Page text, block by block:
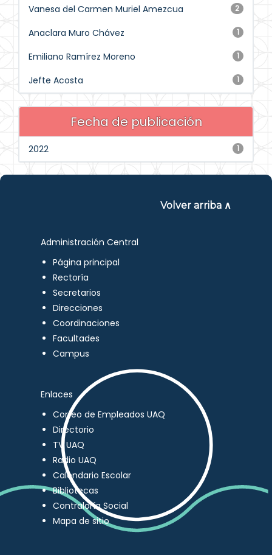
2
Vanesa del Carmen Muriel Amezcua
1
Anaclara Muro Chávez
1
Emiliano Ramírez Moreno
1
Jefte Acosta
Fecha de publicación
1
2022
Volver arriba ∧
Administración Central
Página principal
Rectoría
Secretarios
Direcciones
Coordinaciones
Facultades
Campus
Enlaces
Correo de Empleados UAQ
Directorio
TV UAQ
Radio UAQ
Calendario Escolar
Bibliotecas
Contraloría Social
Mapa de sitio